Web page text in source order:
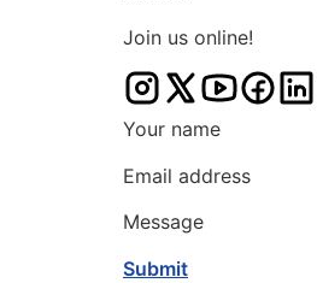
Join us online!
Your name
Email address
Message
Submit